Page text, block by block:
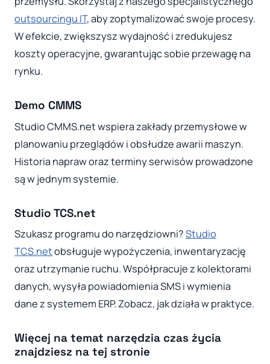
outsourcingu IT, aby zoptymalizować swoje procesy.
W efekcie, zwiększysz wydajność i zredukujesz
koszty operacyjne, gwarantując sobie przewagę na
rynku.
Demo CMMS
Studio CMMS.net wspiera zakłady przemysłowe w
planowaniu przeglądów i obsłudze awarii maszyn.
Historia napraw oraz terminy serwisów prowadzone
są w jednym systemie.
Studio TCS.net
Szukasz programu do narzędziowni?Studio
TCS.netobsługuje wypożyczenia, inwentaryzację
oraz utrzymanie ruchu. Współpracuje z kolektorami
danych, wysyła powiadomienia SMS i wymienia
dane z systemem ERP. Zobacz, jak działa w praktyce.
Więcej na temat narzędzia czas życia
znajdziesz na tej stronie